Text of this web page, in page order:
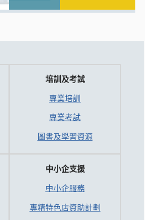
培訓及考試
專業培訓
專業考試
圖書及學習資源
中小企支援
中小企服務
專精特色店資助計劃